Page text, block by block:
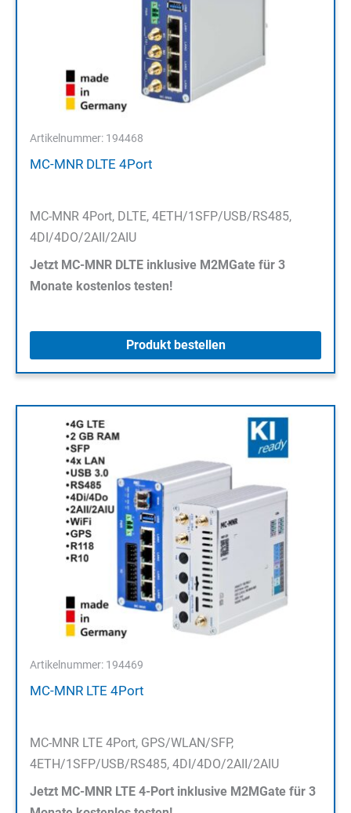
Artikelnummer: 194468
MC-MNR DLTE 4Port
MC-MNR 4Port, DLTE, 4ETH/1SFP/USB/RS485,
4DI/4DO/2AII/2AIU
Jetzt MC-MNR DLTE inklusive M2MGate für 3
Monate kostenlos testen!
Produkt bestellen
Artikelnummer: 194469
MC-MNR LTE 4Port
MC-MNR LTE 4Port, GPS/WLAN/SFP,
4ETH/1SFP/USB/RS485, 4DI/4DO/2AII/2AIU
Jetzt MC-MNR LTE 4-Port inklusive M2MGate für 3